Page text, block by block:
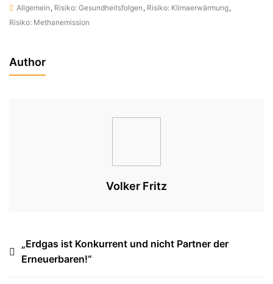
Allgemein , Risiko: Gesundheitsfolgen , Risiko: Klimaerwärmung,
Risiko: Methanemission
Author
Volker Fritz
Beitragsnavigation
„Erdgas ist Konkurrent und nicht Partner der
Erneuerbaren!“